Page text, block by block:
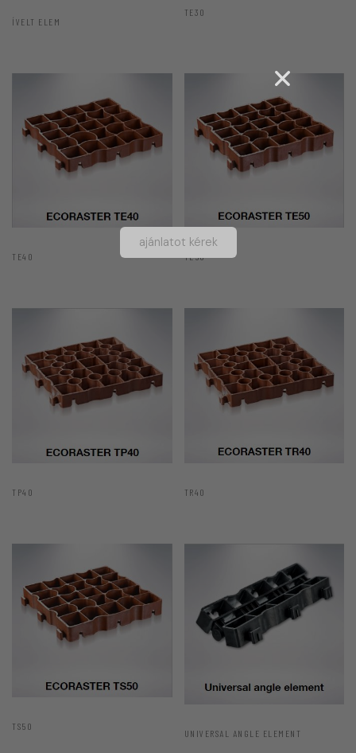
ÍVELT ELEM
TE30
TE40 TE50
TP40 TR40
TS50
UNIVERSAL ANGLE ELEMENT
ajánlatot kérek